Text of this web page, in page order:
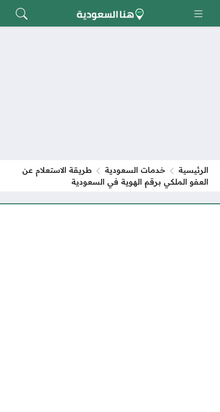
الرئيسية خدمات السعودية
طريقة الاستعلام عن
العفو الملكي برقم الهوية في السعودية